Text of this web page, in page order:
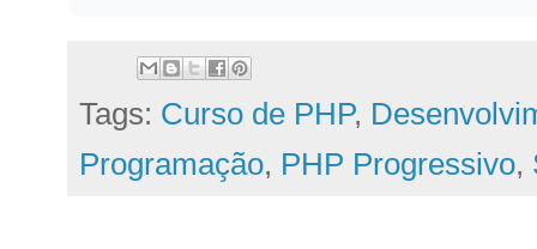
Tags: Curso de PHP,
Programação, PHP Progressivo,